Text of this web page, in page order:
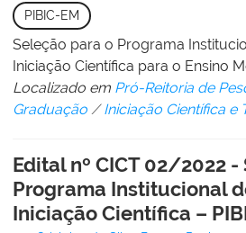
PIBIC-EM
Seleção para o Programa
Iniciação Científica para o Ensino
Localizado em Pró-Reitoria de
Graduação /Iniciação Científica e
Edital nº CICT 02/2022
Programa Institucional
Iniciação Científica –